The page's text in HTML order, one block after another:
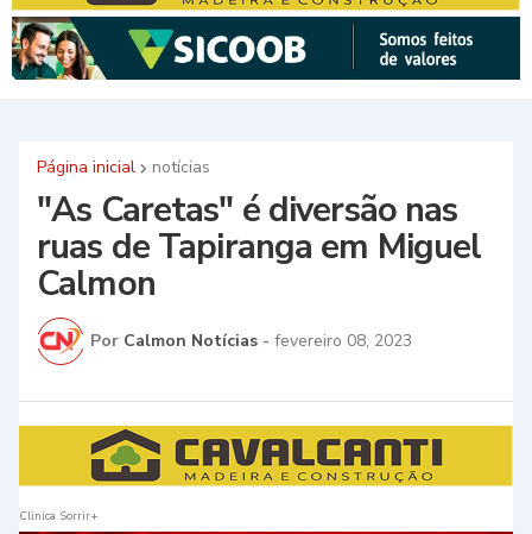
Página inicial notícias
"As Caretas" é diversão nas
ruas de Tapiranga em Miguel
Calmon
Por Calmon Notícias - fevereiro 08, 2023
Clinica Sorrir+